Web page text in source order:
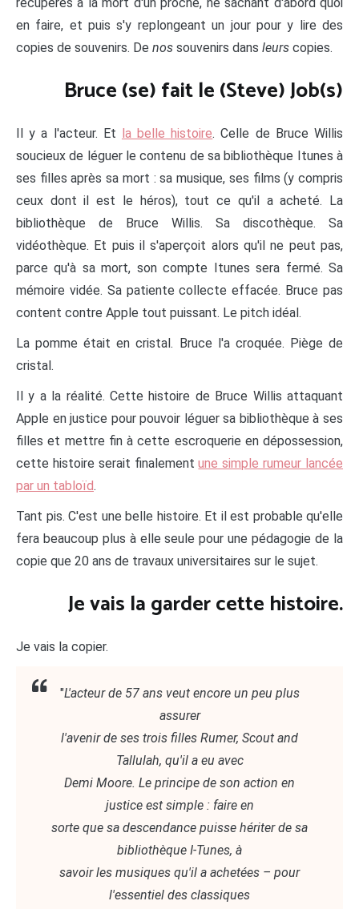
en faire, et puis s'y replongeant un jour pour y lire des
copies de souvenirs. De nos souvenirs dans leurs copies.
Bruce (se) fait le (Steve) Job(s)
Il y a l'acteur. Et la belle histoire. Celle de Bruce Willis
soucieux de léguer le contenu de sa bibliothèque Itunes à
ses filles après sa mort : sa musique, ses films (y compris
ceux dont il est le héros), tout ce qu'il a acheté. La
bibliothèque de Bruce Willis. Sa discothèque. Sa
vidéothèque. Et puis il s'aperçoit alors qu'il ne peut pas,
parce qu'à sa mort, son compte Itunes sera fermé. Sa
mémoire vidée. Sa patiente collecte effacée. Bruce pas
content contre Apple tout puissant. Le pitch idéal.
La pomme était en cristal. Bruce l'a croquée. Piège de
cristal.
Il y a la réalité. Cette histoire de Bruce Willis attaquant
Apple en justice pour pouvoir léguer sa bibliothèque à ses
filles et mettre fin à cette escroquerie en dépossession,
cette histoire serait finalementune simple rumeur lancée
par un tabloïd.
Tant pis. C'est une belle histoire. Et il est probable qu'elle
fera beaucoup plus à elle seule pour une pédagogie de la
copie que 20 ans de travaux universitaires sur le sujet.
Je vais la garder cette histoire.
Je vais la copier.
"L'acteur de 57 ans veut encore un peu plus
assurer
l'avenir de ses trois filles Rumer, Scout and
Tallulah, qu'il a eu avec
Demi Moore. Le principe de son action en
justice est simple : faire en
sorte que sa descendance puisse hériter de sa
bibliothèque I-Tunes, à
savoir les musiques qu'il a achetées – pour
l'essentiel des classiques